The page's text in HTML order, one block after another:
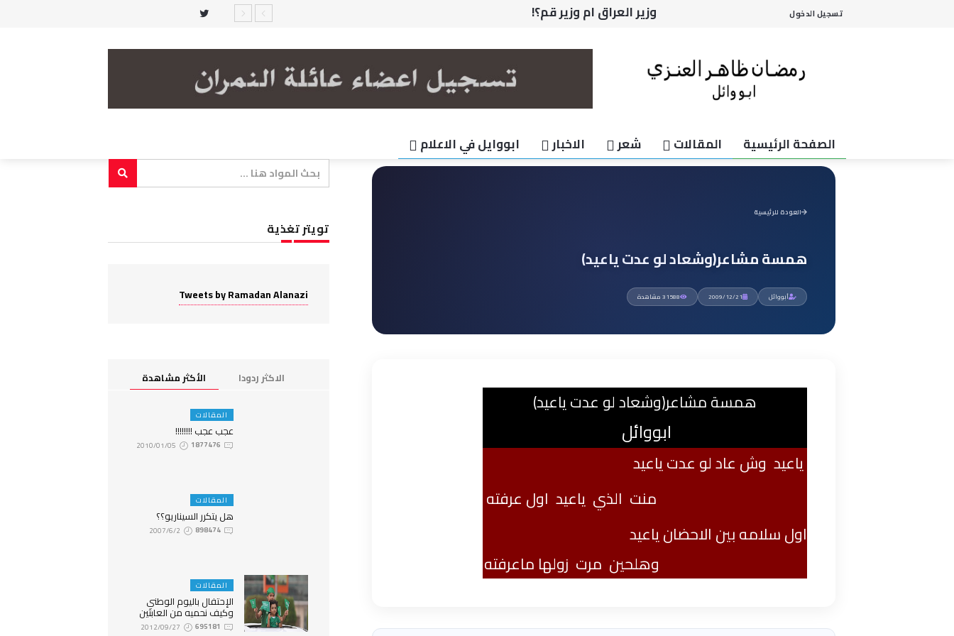
تسجيل الدخول من يقول انا حررنا العبيد !!
احلى قصيدة
أحداث سوريا ... أين دور المنظمات؟
وزير العراق ام وزير قم؟!
الصفحة الرئيسية المقالات شعر الاخبار ابووايل في الاعلام
العودة للرئيسية
همسة مشاعر(وشعاد لو عدت ياعيد)
أبووائل 2009/12/21 31588 مشاهدة
همسة مشاعر(وشعاد لو عدت ياعيد)
ابووائل
ياعيد وش عاد لو عدتياعيد
منت الذي ياعيد اول عرفته
اول سلامه بين الاحضان ياعيد
وهلحين مرت زولها ماعرفته
تويتر تغذية
Tweets by Ramadan Alanazi
الأكثر مشاهدة الاكثر ردودا
المقالات
عجب عجب !!!!!!!!
المقالات
هل يتكرر السيناريو؟؟
898474
المقالات
الإحتفال باليوم الوطني
وكيف نحميه من العابثين